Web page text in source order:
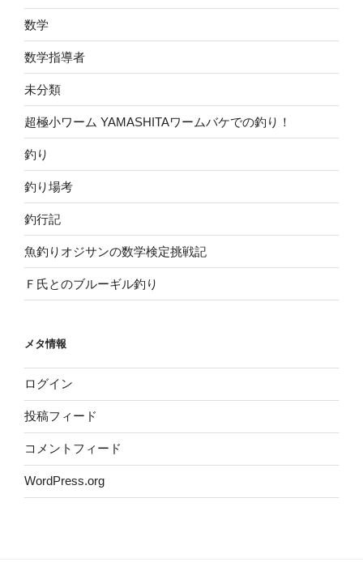
数学
数学指導者
未分類
超極小ワーム YAMASHITAワームバケでの釣り！
釣り
釣り場考
釣行記
魚釣りオジサンの数学検定挑戦記
Ｆ氏とのブルーギル釣り
メタ情報
ログイン
投稿フィード
コメントフィード
WordPress.org